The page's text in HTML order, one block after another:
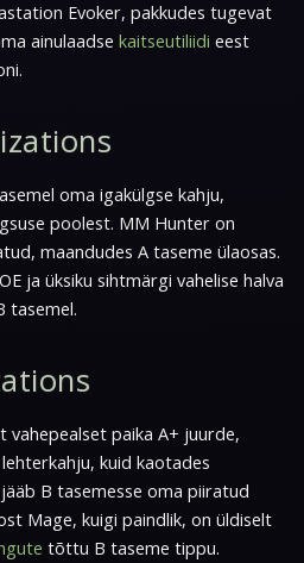
Evoker, pakkudes tugevat
ainulaadse kaitseutiliidi eest
oma igakülgse kahju,
poolest. MM Hunter on
maandudes A taseme ülaosas.
ja üksiku sihtmärgi vahelise halva
tasemel.
vahepealset paika A+ juurde,
kuid kaotades
B tasemesse oma piiratud
Mage, kuigi paindlik, on üldiselt
tõttu B taseme tippu.